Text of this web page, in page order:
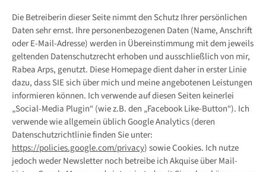
Die Betreiberin dieser Seite nimmt den Schutz Ihrer persönlichen
Daten sehr ernst. Ihre personenbezogenen Daten (Name, Anschrift
oder E-Mail-Adresse) werden in Übereinstimmung mit dem jeweils
geltenden Datenschutzrecht erhoben und ausschließlich von mir,
Rabea Arps, genutzt. Diese Homepage dient daher in erster Linie
dazu, dass SIE sich über mich und meine angebotenen Leistungen
informieren können. Ich verwende auf diesen Seiten keinerlei
„Social-Media Plugin“ (wie z.B. den „Facebook Like-Button“). Ich
verwende wie allgemein üblich Google Analytics (deren
Datenschutzrichtlinie finden Sie unter:
https://policies.google.com/privacy) sowie Cookies. Ich nutze
jedoch weder Newsletter noch betreibe ich Akquise über Mail-